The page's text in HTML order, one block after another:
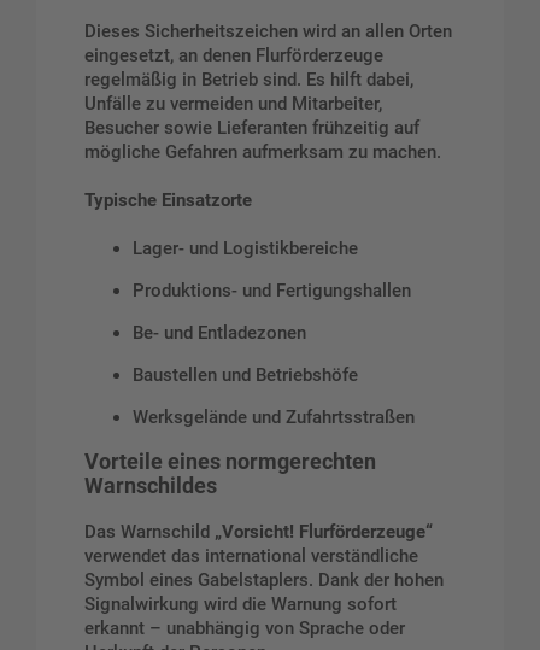
Dieses Sicherheitszeichen wird an allen Orten
eingesetzt, an denen Flurförderzeuge
regelmäßig in Betrieb sind. Es hilft dabei,
Unfälle zu vermeiden und Mitarbeiter,
Besucher sowie Lieferanten frühzeitig auf
mögliche Gefahren aufmerksam zu machen.
Typische Einsatzorte
Lager- und Logistikbereiche
Produktions- und Fertigungshallen
Be- und Entladezonen
Baustellen und Betriebshöfe
Werksgelände und Zufahrtsstraßen
Vorteile eines normgerechten
Warnschildes
Das Warnschild „Vorsicht! Flurförderzeuge“
verwendet das international verständliche
Symbol eines Gabelstaplers. Dank der hohen
Signalwirkung wird die Warnung sofort
erkannt – unabhängig von Sprache oder